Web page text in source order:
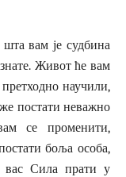
вам је судбина
Живот ће вам
научили,
постати неважно
се променити,
боља особа,
вас Сила прати у